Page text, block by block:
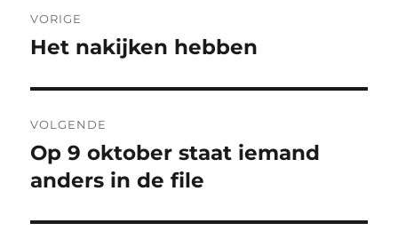
navigatie
VORIGE
Vorig
Het nakijken hebben
VOLGENDE
Volgend
bericht:
Op 9 oktober staat iemand
anders in de file